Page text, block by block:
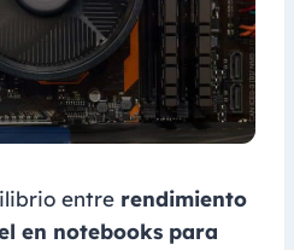
entre rendimiento
en notebooks para